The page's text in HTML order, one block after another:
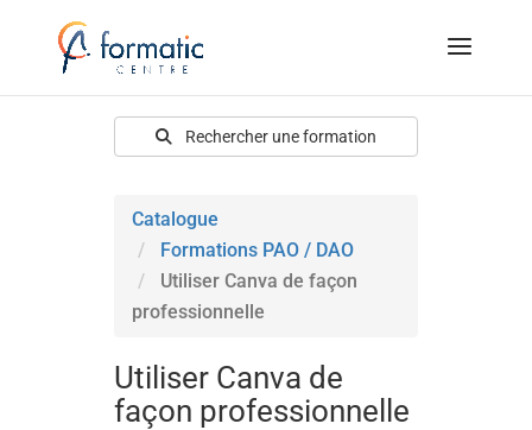
Rechercher une formation
Catalogue
Formations PAO / DAO
Utiliser Canva de façon
professionnelle
Utiliser Canva de
façon professionnelle